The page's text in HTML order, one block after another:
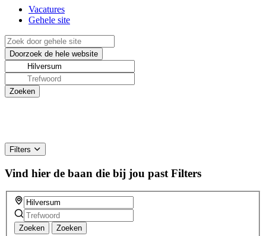
Vacatures
Gehele site
Filters
Vind hier de baan die bij jou past Filters
Zoeken Zoeken